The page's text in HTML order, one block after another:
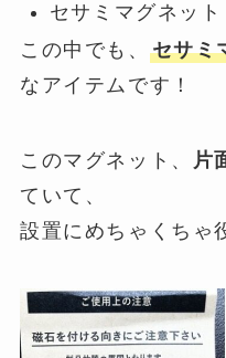
セサミマグネット
この中でも、 セサミ
なアイテムです！
このマグネット、 片
ていて、
設置にめちゃくちゃ